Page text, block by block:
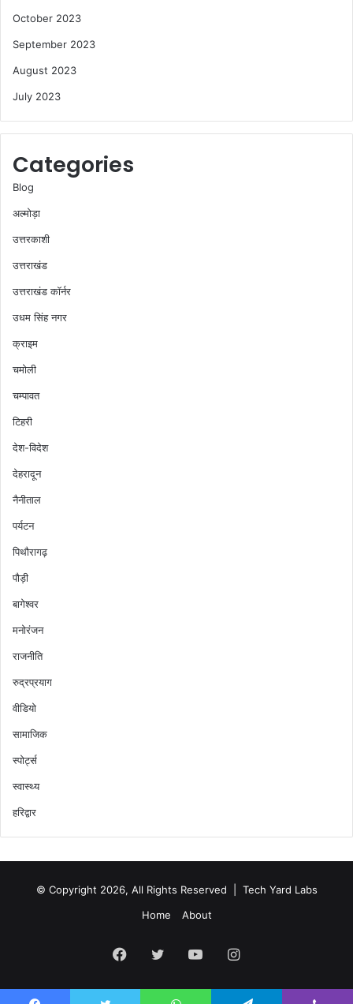
October 2023
September 2023
August 2023
July 2023
Categories
Blog
अल्मोड़ा
उत्तरकाशी
उत्तराखंड
उत्तराखंड कॉर्नर
उधम सिंह नगर
क्राइम
चमोली
चम्पावत
टिहरी
देश-विदेश
देहरादून
नैनीताल
पर्यटन
पिथौरागढ़
पौड़ी
बागेश्वर
मनोरंजन
राजनीति
रुद्रप्रयाग
वीडियो
सामाजिक
स्पोर्ट्स
स्वास्थ्य
हरिद्वार
© Copyright 2026, All Rights Reserved | Tech Yard Labs
Home
About
Facebook
Twitter YouTubeInstagram